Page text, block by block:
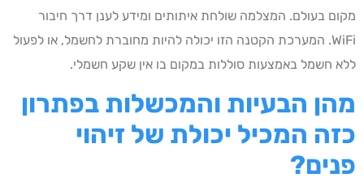
מקום בעולם. המצלמה שולחת איתותים ומידע לענן דרך חיבור
WiFi. המערכת הקטנה הזו יכולה להיות מחוברת לחשמל, או לפעול
ללא חשמל באמצעות סוללות במקום בו אין שקע חשמלי.
מהן הבעיות והמכשלות בפתרון
כזה המכיל יכולת של זיהוי
פנים?